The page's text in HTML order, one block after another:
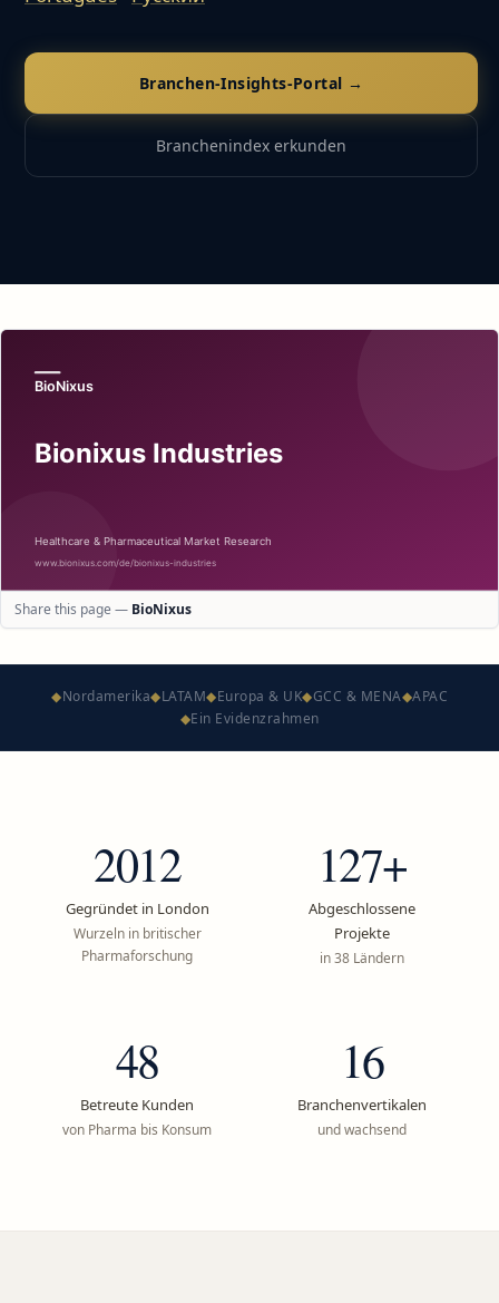
Branchen-Insights-Portal →
Branchenindex erkunden
Share this page — BioNixus
◆Nordamerika◆LATAM◆Europa & UK◆GCC & MENA◆APAC
◆Ein Evidenzrahmen
2012
Gegründet in London
Wurzeln in britischer
Pharmaforschung
127+
Abgeschlossene
Projekte
in 38 Ländern
48
Betreute Kunden
von Pharma bis Konsum
16
Branchenvertikalen
und wachsend